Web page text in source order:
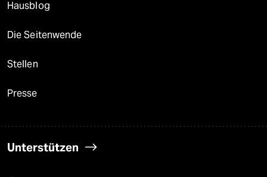
Hausblog
Die Seitenwende
Stellen
Presse
Unterstützen